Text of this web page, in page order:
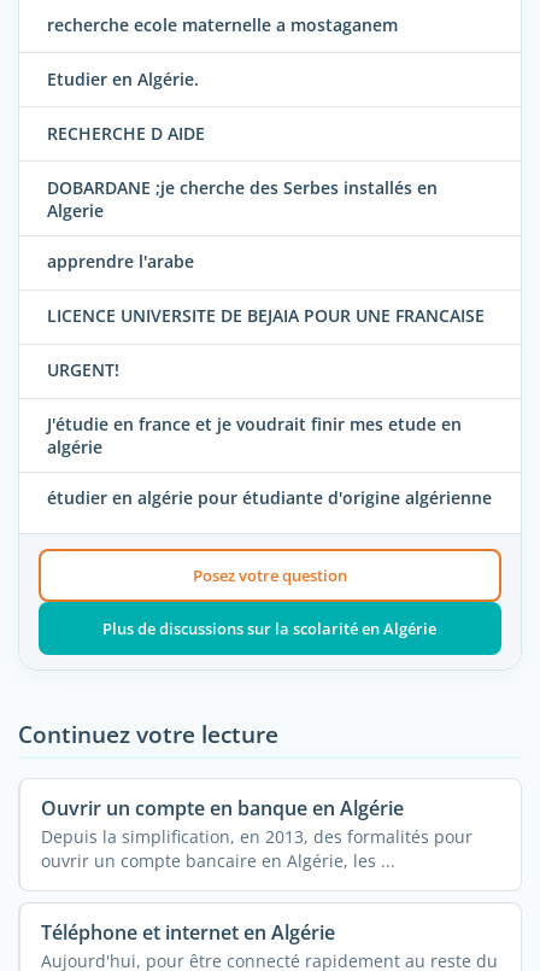
recherche ecole maternelle a mostaganem
Etudier en Algérie.
RECHERCHE D AIDE
DOBARDANE ;je cherche des Serbes installés en
Algerie
apprendre l'arabe
LICENCE UNIVERSITE DE BEJAIA POUR UNE FRANCAISE
URGENT!
J'étudie en france et je voudrait finir mes etude en
algérie
étudier en algérie pour étudiante d'origine algérienne
Posez votre question
Plus de discussions sur la scolarité en Algérie
Continuez votre lecture
Ouvrir un compte en banque en Algérie
Depuis la simplification, en 2013, des formalités pour
ouvrir un compte bancaire en Algérie, les ...
Téléphone et internet en Algérie
Aujourd'hui, pour être connecté rapidement au reste du